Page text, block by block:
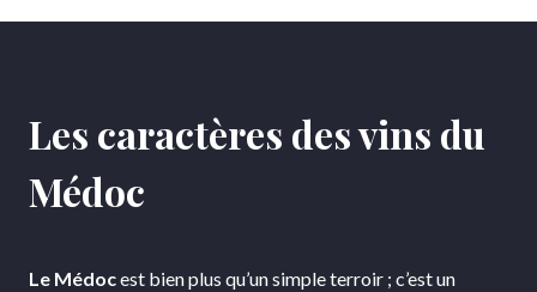
Les caractères des vins du
Médoc
Le Médocest bien plus qu’un simple terroir ; c’est un